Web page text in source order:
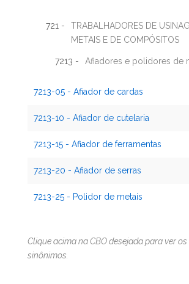
721 -
TRABALHADORES DE
METAIS E DE COMPÓSITOS
7213 - Afiadores e polidores de
7213-05 - Afiador de cardas
7213-10 - Afiador de cutelaria
7213-15 - Afiador de ferramentas
7213-20 - Afiador de serras
7213-25 - Polidor de metais
Clique acima na CBO desejada para ver
sinônimos.